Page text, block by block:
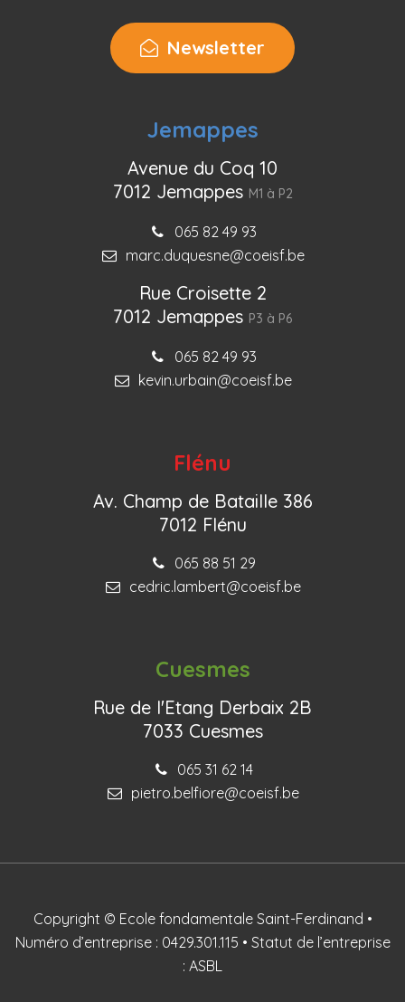
Newsletter
Jemappes
Avenue du Coq 10
7012 Jemappes M1 à P2
065 82 49 93
marc.duquesne@coeisf.be
Rue Croisette 2
7012 Jemappes P3 à P6
065 82 49 93
kevin.urbain@coeisf.be
Flénu
Av. Champ de Bataille 386
7012 Flénu
065 88 51 29
cedric.lambert@coeisf.be
Cuesmes
Rue de l'Etang Derbaix 2B
7033 Cuesmes
065 31 62 14
pietro.belfiore@coeisf.be
Copyright © Ecole fondamentale Saint-Ferdinand •
Numéro d’entreprise : 0429.301.115 • Statut de l’entreprise
: ASBL